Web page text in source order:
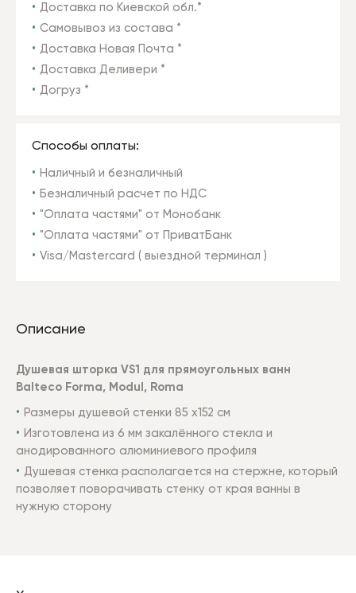
Доставка по Киевской обл.*
Самовывоз из состава *
Доставка Новая Почта *
Доставка Деливери *
Догруз *
Способы оплаты:
Наличный и безналичный
Безналичный расчет по НДС
"Оплата частями" от Монобанк
"Оплата частями" от ПриватБанк
Visa/Mastercard ( выездной терминал )
Описание
Душевaя шторка VS1 для прямоугольных ванн
Balteco Forma, Modul, Roma
Размеры душевой стенки 85 x152 см
Изготовлена из 6 мм закалённого стекла и
анодированного алюминиевого профиля
Душевая стенка располагается на стержне, который
позволяет поворачивать стенку от края ванны в
нужную сторону